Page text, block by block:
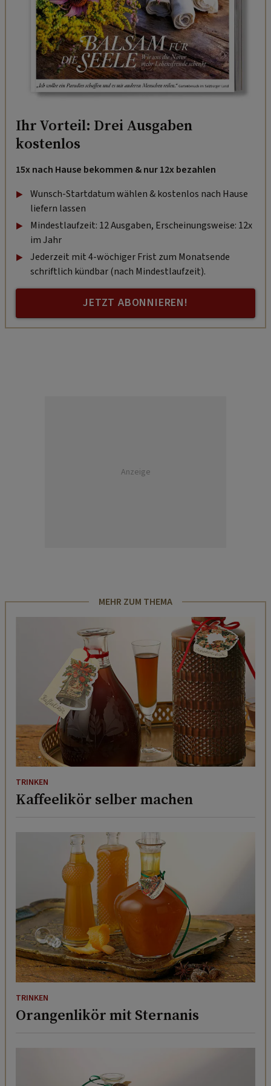
Ihr Vorteil: Drei Ausgaben
kostenlos
15x nach Hause bekommen & nur 12x bezahlen
Wunsch-Startdatum wählen & kostenlos nach Hause
liefern lassen
Mindestlaufzeit: 12 Ausgaben, Erscheinungsweise: 12x
im Jahr
Jederzeit mit 4-wöchiger Frist zum Monatsende
schriftlich kündbar (nach Mindestlaufzeit).
JETZT ABONNIEREN!
Anzeige
MEHR ZUM THEMA
TRINKEN
Kaffeelikör selber machen
TRINKEN
Orangenlikör mit Sternanis